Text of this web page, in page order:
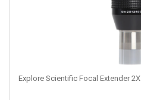
Explore Scientific Focal Extender 2X